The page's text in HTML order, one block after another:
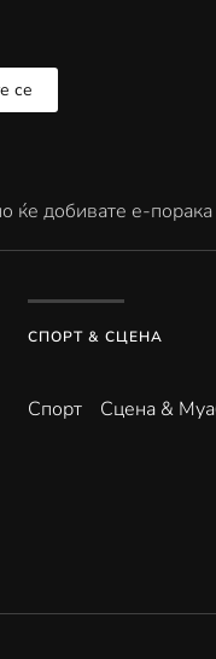
се
ќе добивате е-
СПОРТ & СЦЕНА
Спорт Сцена &